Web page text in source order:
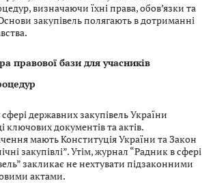
визначаючи їхні права, обов’язки та
закупівель полягають в дотриманні
правової бази для учасників
державних закупівель України
ключових документів та актів.
мають Конституція України та Закон
закупівлі”. Утім, журнал “Радник в сфері
закликає не нехтувати підзаконними
актами.